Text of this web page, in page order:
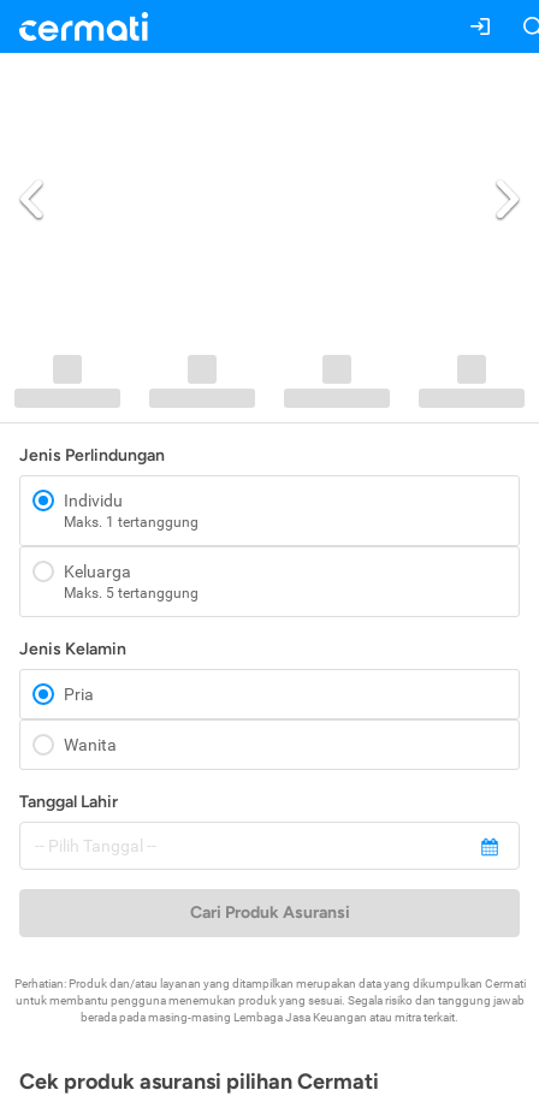
Jenis Perlindungan
Individu
Maks. 1 tertanggung
Keluarga
Maks. 5 tertanggung
Jenis Kelamin
Pria
Wanita
Tanggal Lahir
Cari Produk Asuransi
Perhatian: Produk dan/atau layanan yang ditampilkan merupakan data yang dikumpulkan Cermati
untuk membantu pengguna menemukan produk yang sesuai. Segala risiko dan tanggung jawab
berada pada masing-masing Lembaga Jasa Keuangan atau mitra terkait.
Cek produk asuransi pilihan Cermati